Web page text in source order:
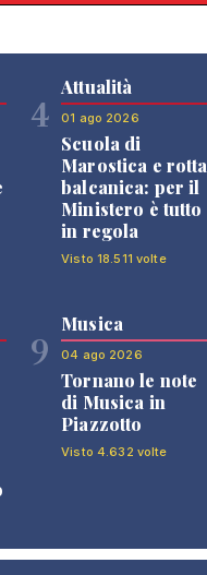
4
Attualità
01 ago 2026
Scuola di
Marostica e rotta
balcanica: per il
Ministero è tutto
in regola
Visto 18.511 volte
9
Musica
04 ago 2026
Tornano le note
di Musica in
Piazzotto
Visto 4.632 volte